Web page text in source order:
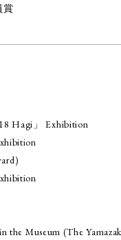
賞
Hagi」 Exhibition
the Museum (The